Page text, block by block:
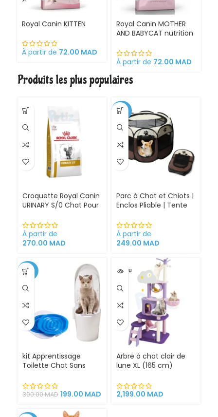
Royal Canin KITTEN
À partir de 72.00 MAD
Royal Canin MOTHER
AND BABYCAT nutrition
et ses chatons
Croquettes pour
gestantes/allaitantes
À partir de 72.00 MAD
Produits les plus populaires
Croquette Royal Canin
URINARY S/0 Chat Pour
Cystite régime
médicalisé
À partir de
270.00 MAD
-30%
Parc à Chat et Chiots |
Enclos Pliable | Tente
et extérieur
À partir de
249.00 MAD
-34%
kit Apprentissage
Toilette Chat Sans
300.00MAD 199.00 MAD
VENDU
Arbre à chat clair de
lune XL (165 cm)
chat griffoirs
2,199.00 MAD